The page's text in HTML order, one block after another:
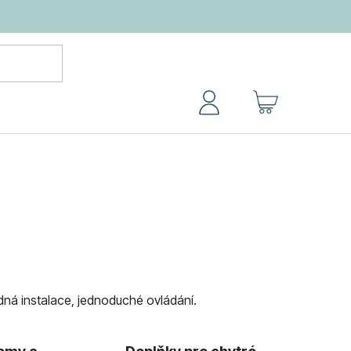
NÁKUPNÍ
instalace, jednoduché ovládání.